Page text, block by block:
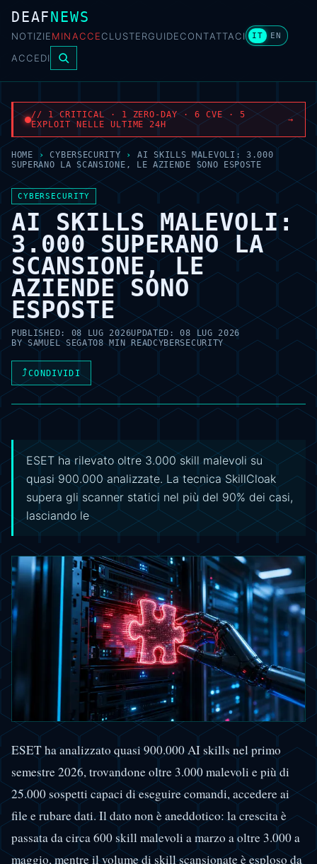
DEAFNEWS
NOTIZIEMINACCECLUSTERGUIDECONTATTACI IT EN
ACCEDI
// 1 CRITICAL · 1 ZERO-DAY · 6 CVE · 5
EXPLOIT NELLE ULTIME 24H
→
HOME › CYBERSECURITY ›
AI SKILLS MALEVOLI: 3.000
SUPERANO LA SCANSIONE, LE AZIENDE SONO ESPOSTE
CYBERSECURITY
AI SKILLS MALEVOLI:
3.000 SUPERANO LA
SCANSIONE, LE
AZIENDE SONO
ESPOSTE
PUBLISHED: 08 LUG 2026UPDATED:08 LUG 2026
BYSAMUEL SEGATO8 MIN READCYBERSECURITY
⤴CONDIVIDI
ESET ha rilevato oltre 3.000 skill malevoli su
quasi 900.000 analizzate. La tecnica SkillCloak
supera gli scanner statici nel più del 90% dei casi,
lasciando le
ESET ha analizzato quasi 900.000 AI skills nel primo
semestre 2026, trovandone oltre 3.000 malevoli e più di
25.000 sospetti capaci di eseguire comandi, accedere ai
file e rubare dati. Il dato non è aneddotico: la crescita è
passata da circa 600 skill malevoli a marzo a oltre 3.000 a
maggio, mentre il volume di skill scansionate è esploso da